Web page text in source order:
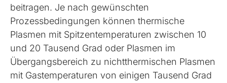
beitragen. Je nach gewünschten
Prozessbedingungen können thermische
Plasmen mit Spitzentemperaturen zwischen 10
und 20 Tausend Grad oder Plasmen im
Übergangsbereich zu nichtthermischen Plasmen
mit Gastemperaturen von einigen Tausend Grad